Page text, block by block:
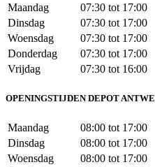
Maandag
07:30 tot 17:00
Dinsdag
07:30 tot 17:00
Woensdag
07:30 tot 17:00
Donderdag
07:30 tot 17:00
Vrijdag
07:30 tot 16:00
OPENINGSTIJDEN DEPOT
Maandag
08:00 tot 17:00
Dinsdag
08:00 tot 17:00
Woensdag
08:00 tot 17:00